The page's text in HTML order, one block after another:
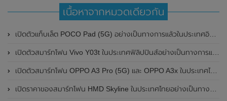
เนื้อหาจากหมวดเดียวกัน
เปิดตัวแท็บเล็ต POCO Pad (5G) อย่างเป็นทางการแล้วในประเทศอินเดีย มาพร้อมชิปเซ็ต Snapdragon 7s Gen 2 ของ Qualcomm และรองรับเครือข่าย 5G
เปิดตัวสมาร์ทโฟน Vivo Y03t ในประเทศฟิลิปปินส์อย่างเป็นทางการแล้ว มาพร้อมชิปเซ็ต Unisoc T612 , กล้องหลัง ความละเอียด 13MP , แบตเตอรี่ 5,000mAh และหน้าจอแสดงผล LCD / 90Hz
เปิดตัวสมาร์ทโฟน OPPO A3 Pro (5G) และ OPPO A3x ในประเทศไทยอย่างเป็นทางการแล้ว ในราคาเริ่มต้นเพียง 3,999 บาท
เปิดราคาของสมาร์ทโฟน HMD Skyline ในประเทศไทยอย่างเป็นทางการแล้ว ราคา 14,990 บาท